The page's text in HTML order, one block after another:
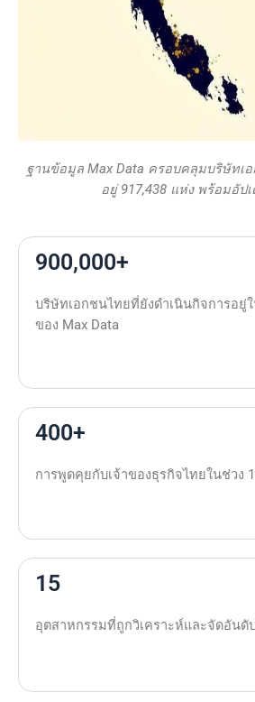
ฐานข้อมูล Max Data ครอบคลุมบริษัทเ
อยู่ 917,438 แห่ง พร้อมอัป
900,000+
บริษัทเอกชนไทยที่ยังดำเนินกิจการอยู่
ของ Max Data
400+
การพูดคุยกับเจ้าของธุรกิจไทยในช่วง
15
อุตสาหกรรมที่ถูกวิเคราะห์และจัดอันดั